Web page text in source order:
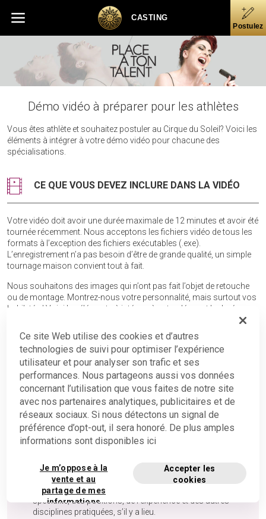
Skip to main content
Skip to footer CASTING
Postulez
Démo vidéo à préparer pour les athlètes
Vous êtes athlète et souhaitez postuler au Cirque du Soleil? Voici les
éléments à intégrer à votre démo vidéo pour chacune des
spécialisations.
CE QUE VOUS DEVEZ INCLURE DANS LA VIDÉO
Votre vidéo doit avoir une durée maximale de 12 minutes et avoir été
tournée récemment. Nous acceptons les fichiers vidéo de tous les
formats à l’exception des fichiers exécutables (.exe).
L’enregistrement n’a pas besoin d’être de grande qualité, un simple
tournage maison convient tout à fait.
Nous souhaitons des images qui n’ont pas fait l’objet de retouche
ou de montage. Montrez-nous votre personnalité, mais surtout vos
habiletés ! Voici les éléments à intégrer à votre démo et la durée
Gymnastique acrobatique
QUE FAUT-IL PRÉSENTER SUR LA DÉMO VIDÉO
POUR LES GYMNASTES SPÉCIALISÉS EN
GYMNASTIQUE ACROBATIQUE?
1 minute:Une présentation d’une minute (plan du
visage et du corps), en incluant une mention de la
spécialité, des positions, de l’expérience et des autres
disciplines pratiquées, s’il y a lieu.
Ce site Web utilise des cookies et d’autres
technologies de suivi pour optimiser l’expérience
utilisateur et pour analyser son trafic et ses
performances. Nous partageons aussi vos données
concernant l’utilisation que vous faites de notre site
avec nos partenaires analytiques, publicitaires et de
réseaux sociaux. Si nous détectons un signal de
préférence d’opt-out, il sera honoré. De plus amples
informations sont disponibles ici
Je m’oppose à la
vente et au
partage de mes
informations
personnelles
Accepter les
cookies